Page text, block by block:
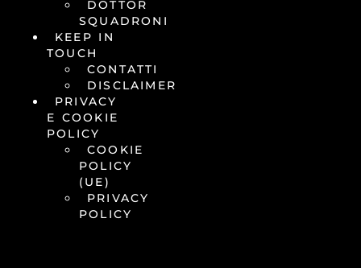
DOTTOR
SQUADRONI
KEEP IN
TOUCH
CONTATTI
DISCLAIMER
PRIVACY
E COOKIE
POLICY
COOKIE
POLICY
(UE)
PRIVACY
POLICY